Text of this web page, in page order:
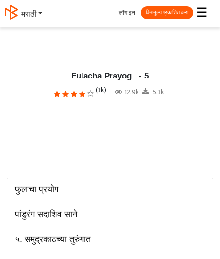
मराठी ☰
लॉग इन विनामूल्य प्रकाशित करा
Fulacha Prayog.. - 5
(3k) 12.9k 5.3k
फुलाचा प्रयोग
पांडुरंग सदाशिव साने
५. समुद्रकाठच्या तुरुंगात